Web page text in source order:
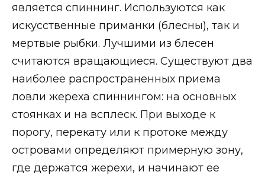
является спиннинг. Используются как
искусственные приманки (блесны), так и
мертвые рыбки. Лучшими из блесен
считаются вращающиеся. Существуют два
наиболее распространенных приема
ловли жереха спиннингом: на основных
стоянках и на всплеск. При выходе к
порогу, перекату или к протоке между
островами определяют примерную зону,
где держатся жерехи, и начинают ее